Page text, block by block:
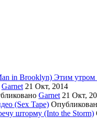
Этим утром
Garnet 21 Окт, 2014
Garnet 21 Окт,
(Sex Tape)
шторму (Into the Storm)